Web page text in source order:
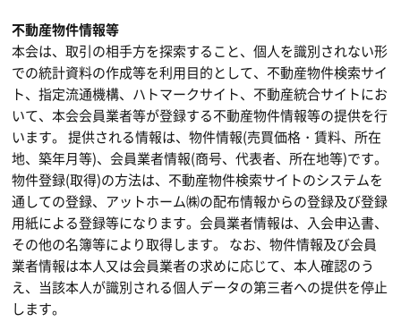
不動産物件情報等
本会は、取引の相手方を探索すること、個人を識別されない形
での統計資料の作成等を利用目的として、不動産物件検索サイ
ト、指定流通機構、ハトマークサイト、不動産統合サイトにお
いて、本会会員業者等が登録する不動産物件情報等の提供を行
います。 提供される情報は、物件情報(売買価格・賃料、所在
地、築年月等)、会員業者情報(商号、代表者、所在地等)です。
物件登録(取得)の方法は、不動産物件検索サイトのシステムを
通しての登録、アットホーム㈱の配布情報からの登録及び登録
用紙による登録等になります。会員業者情報は、入会申込書、
その他の名簿等により取得します。 なお、物件情報及び会員
業者情報は本人又は会員業者の求めに応じて、本人確認のう
え、当該本人が識別される個人データの第三者への提供を停止
します。